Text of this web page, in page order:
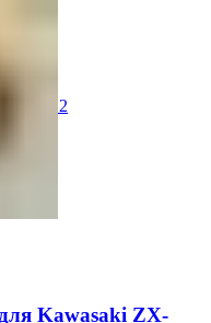
00
06-12
Kawasaki ZX-